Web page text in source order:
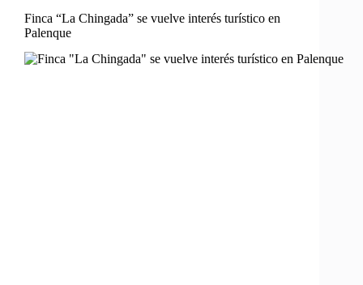
Finca “La Chingada” se vuelve interés turístico en
Palenque